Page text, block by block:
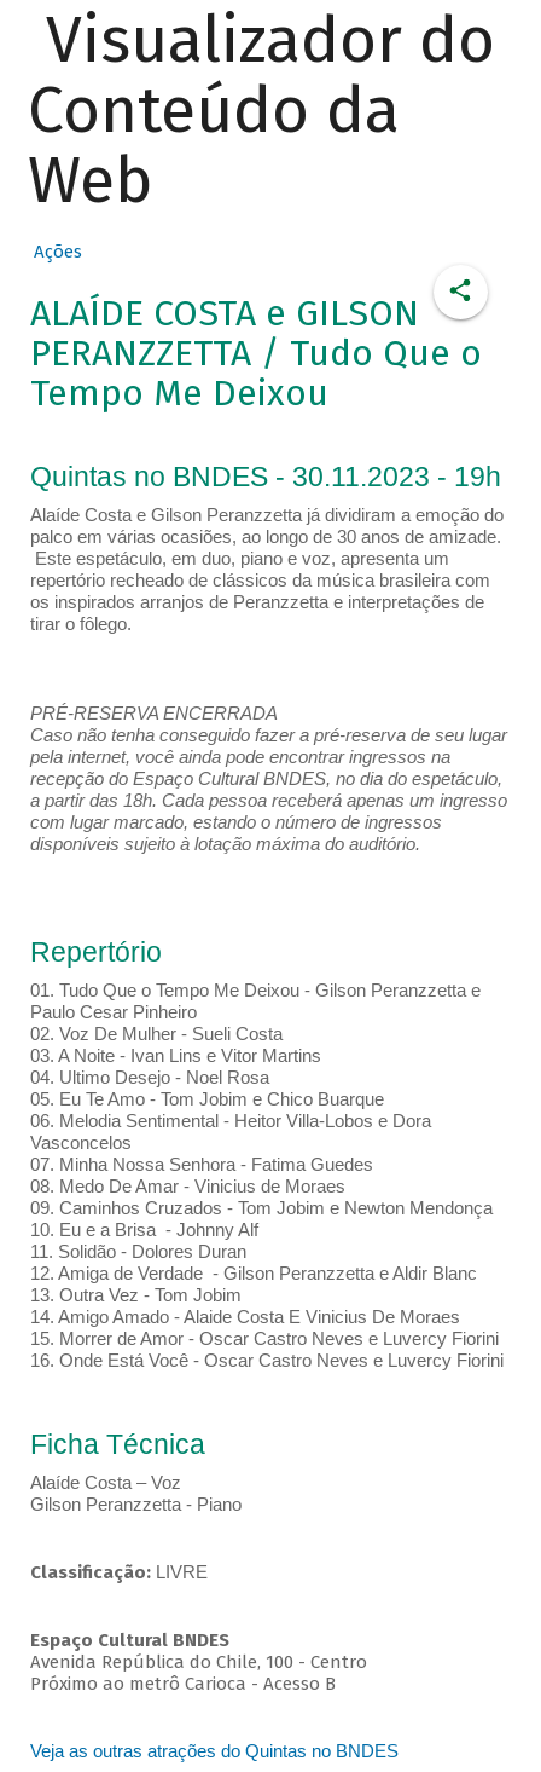
Visualizador do
Conteúdo da
Web
Ações
ALAÍDE COSTA e GILSON
PERANZZETTA / Tudo Que o
Tempo Me Deixou
Quintas no BNDES - 30.11.2023 - 19h
Alaíde Costa e Gilson Peranzzetta já dividiram a emoção do
palco em várias ocasiões, ao longo de 30 anos de amizade.
Este espetáculo, em duo, piano e voz, apresenta um
repertório recheado de clássicos da música brasileira com
os inspirados arranjos de Peranzzetta e interpretações de
tirar o fôlego.
PRÉ-RESERVA ENCERRADA
Caso não tenha conseguido fazer a pré-reserva de seu lugar
pela internet, você ainda pode encontrar ingressos na
recepção do Espaço Cultural BNDES, no dia do espetáculo,
a partir das 18h. Cada pessoa receberá apenas um ingresso
com lugar marcado, estando o número de ingressos
disponíveis sujeito à lotação máxima do auditório.
Repertório
01. Tudo Que o Tempo Me Deixou - Gilson Peranzzetta e
Paulo Cesar Pinheiro
02. Voz De Mulher - Sueli Costa
03. A Noite - Ivan Lins e Vitor Martins
04. Ultimo Desejo - Noel Rosa
05. Eu Te Amo - Tom Jobim e Chico Buarque
06. Melodia Sentimental - Heitor Villa-Lobos e Dora
Vasconcelos
07. Minha Nossa Senhora - Fatima Guedes
08. Medo De Amar - Vinicius de Moraes
09. Caminhos Cruzados - Tom Jobim e Newton Mendonça
10. Eu e a Brisa - Johnny Alf
11. Solidão - Dolores Duran
12. Amiga de Verdade - Gilson Peranzzetta e Aldir Blanc
13. Outra Vez - Tom Jobim
14. Amigo Amado - Alaide Costa E Vinicius De Moraes
15. Morrer de Amor - Oscar Castro Neves e Luvercy Fiorini
16. Onde Está Você - Oscar Castro Neves e Luvercy Fiorini
Ficha Técnica
Alaíde Costa – Voz
Gilson Peranzzetta - Piano
Classificação: LIVRE
Espaço Cultural BNDES
Avenida República do Chile, 100 - Centro
Próximo ao metrô Carioca - Acesso B
Veja as outras atrações do Quintas no BNDES